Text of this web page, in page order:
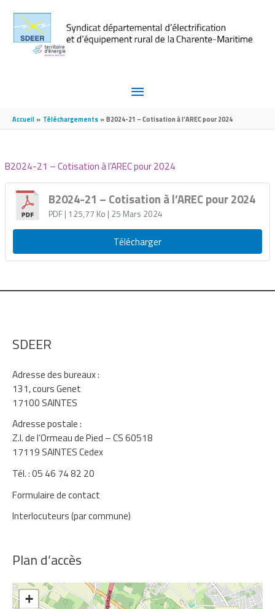
MENU
PRINCIPAL
Accueil Téléchargements B2024-21 – Cotisation à l’AREC pour 2024
B2024-21 – Cotisation à l’AREC pour 2024
B2024-21 – Cotisation à l’AREC pour 2024
PDF| 125,77 Ko | 25 Mars 2024
Télécharger
SDEER
Adresse des bureaux :
131, cours Genet
17100 SAINTES
Adresse postale :
Z.I. de l’Ormeau de Pied – CS 60518
17119 SAINTES Cedex
Tél. : 05 46 74 82 20
Formulaire de contact
Interlocuteurs (par commune)
Plan d’accès
+